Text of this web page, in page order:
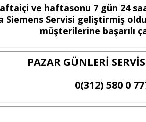
ve haftasonu 7 gün 24
Siemens Servisi geliştirmiş
müşterilerine başarılı
PAZAR GÜNLERİ
0(312) 580 0